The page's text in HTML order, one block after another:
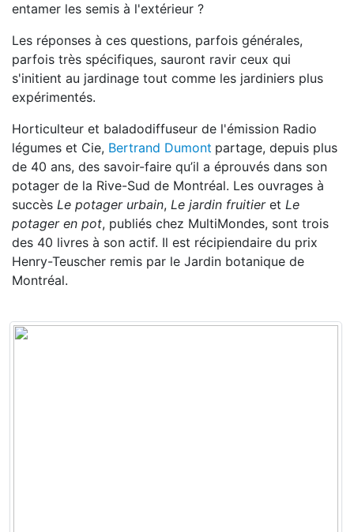
entamer les semis à l'extérieur ?
Les réponses à ces questions, parfois générales,
parfois très spécifiques, sauront ravir ceux qui
s'initient au jardinage tout comme les jardiniers plus
expérimentés.
Horticulteur et baladodiffuseur de l'émission Radio
légumes et Cie, Bertrand Dumont partage, depuis plus
de 40 ans, des savoir-faire qu’il a éprouvés dans son
potager de la Rive-Sud de Montréal. Les ouvrages à
succès Le potager urbain, Le jardin fruitieret Le
potager en pot, publiés chez MultiMondes, sont trois
des 40 livres à son actif. Il est récipiendaire du prix
Henry-Teuscher remis par le Jardin botanique de
Montréal.